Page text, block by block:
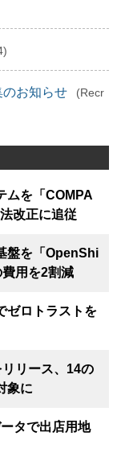
のお知らせ
(Recr
ムを「COMPA
改正に追従
盤を「OpenShi
用を2割減
ゼロトラストを
リース、14の
象に
タで出店用地